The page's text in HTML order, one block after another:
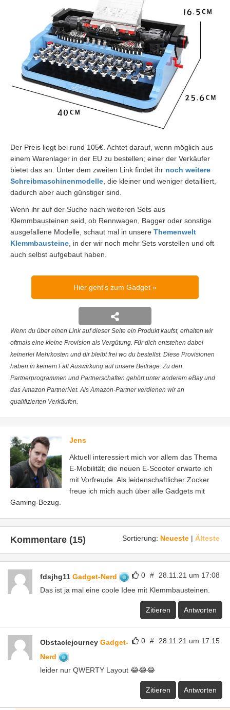
Der Preis liegt bei rund 105€. Achtet darauf, wenn möglich aus
einem Warenlager in der EU zu bestellen; einer der Verkäufer
bietet das an. Unter dem zweiten Link findet ihr noch weitere
Schreibmaschinenmodelle , die kleiner und weniger detailliert,
dadurch aber auch günstiger sind.
Wenn ihr auf der Suche nach weiteren Sets aus
Klemmbausteinen seid, ob Rennwagen, Bagger oder sonstige
ausgefallene Modelle, schaut mal in unsere Themenwelt
Klemmbausteine , in der wir noch mehr Sets vorstellen und oft
auch selbst aufgebaut haben.
Hier geht's zum Gadget
Wenn du über einen Link auf dieser Seite ein Produkt kaufst, erhalten wir
oftmals eine kleine Provision als Vergütung. Für dich entstehen dabei
keinerlei Mehrkosten und dir bleibt frei wo du bestellst. Diese Provisionen
haben in keinem Fall Auswirkung auf unsere Beiträge. Zu den
Partnerprogrammen und Partnerschaften gehört unter anderem eBay und
das Amazon PartnerNet. Als Amazon-Partner verdienen wir an
qualifizierten Verkäufen.
Jens
Aktuell interessiert mich vor allem das Thema
E-Mobilität; die neuen E-Scooter erwarte ich
mit Vorfreude. Als leidenschaftlicher Zocker
freue ich mich auch über alle Gadgets mit
Gaming-Bezug.
Sortierung: Neueste | Älteste
Kommentare (15)
0 # 28.11.21 um 17:08
fdsjhg11 Gadget-Nerd
Das ist ja mal eine coole Idee mit Klemmbausteinen.
Zitieren Antworten
0 # 28.11.21 um 17:15
Obstaclejourney Gadget-
Nerd
leider nur QWERTY Layout 😂😂😂
Zitieren Antworten